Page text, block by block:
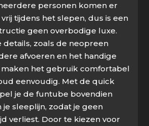
personen komen er
tijdens het slepen, dus is een
geen overbodige luxe.
details, zoals de neopreen
afvoeren en het handige
maken het gebruik comfortabel
eenvoudig. Met de quick
je de funtube bovendien
je sleeplijn, zodat je geen
verliest. Door te kiezen voor